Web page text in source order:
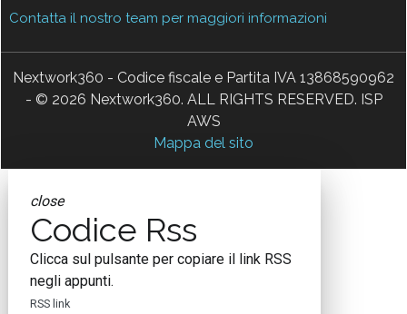
Contatta il nostro team per maggiori informazioni
Nextwork360 - Codice fiscale e Partita IVA 13868590962
- © 2026 Nextwork360. ALL RIGHTS RESERVED. ISP
AWS
Mappa del sito
close
Codice Rss
Clicca sul pulsante per copiare il link RSS
negli appunti.
RSS link